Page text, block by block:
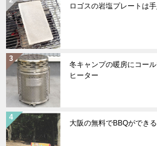
ロゴスの岩塩プレートは
冬キャンプの暖房にコー
ヒーター
大阪の無料でBBQができ